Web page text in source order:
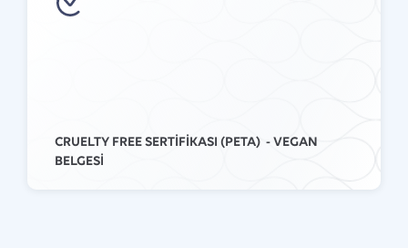
CRUELTY FREE SERTİFİKASI (PETA) - VEGAN
BELGESİ